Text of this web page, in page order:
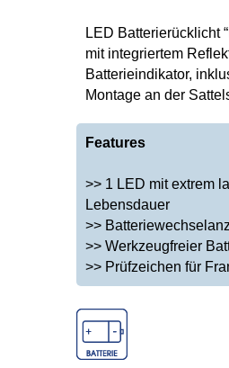
LED Batterierücklicht
mit integriertem
Batterieindikator,
Montage an der
Features
>> 1 LED mit extrem
Lebensdauer
>>
>> Werkzeugfreier
>> Prüfzeichen für